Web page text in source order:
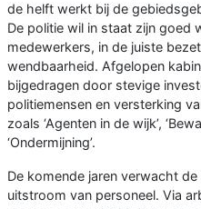
de helft werkt bij de
De politie wil in staat zijn goed
medewerkers, in de juiste
wendbaarheid. Afgelopen
bijgedragen door stevige
politiemensen en versterking
zoals ‘Agenten in de wijk’,
‘Ondermijning’.
De komende jaren verwacht
uitstroom van personeel. Via